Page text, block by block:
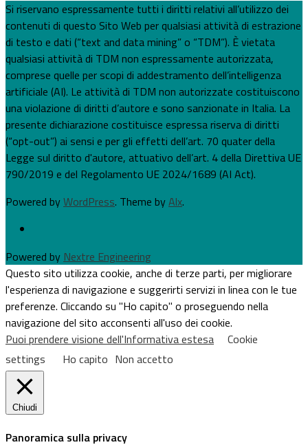
Si riservano espressamente tutti i diritti relativi all’utilizzo dei
contenuti di questo Sito Web per qualsiasi attività di estrazione
di testo e dati (“text and data mining” o “TDM”). È vietata
qualsiasi attività di TDM non espressamente autorizzata,
comprese quelle per scopi di addestramento dell’intelligenza
artificiale (AI). Le attività di TDM non autorizzate costituiscono
una violazione di diritti d’autore e sono sanzionate in Italia. La
presente dichiarazione costituisce espressa riserva di diritti
(“opt-out”) ai sensi e per gli effetti dell’art. 70 quater della
Legge sul diritto d'autore, attuativo dell’art. 4 della Direttiva UE
790/2019 e del Regolamento UE 2024/1689 (AI Act).
Powered byWordPress. Theme byAlx.
Powered by Nextre Engineering
Questo sito utilizza cookie, anche di terze parti, per migliorare
l'esperienza di navigazione e suggerirti servizi in linea con le tue
preferenze. Cliccando su "Ho capito" o proseguendo nella
navigazione del sito acconsenti all'uso dei cookie.
Puoi prendere visione dell'Informativa estesa
Cookie
settings
Ho capito Non accetto
Chiudi
Panoramica sulla privacy